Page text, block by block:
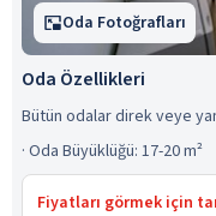
Oda Fotoğrafları
Oda Özellikleri
Bütün odalar direk veye
· Oda Büyüklüğü: 17-20 m²
Fiyatları görmek için